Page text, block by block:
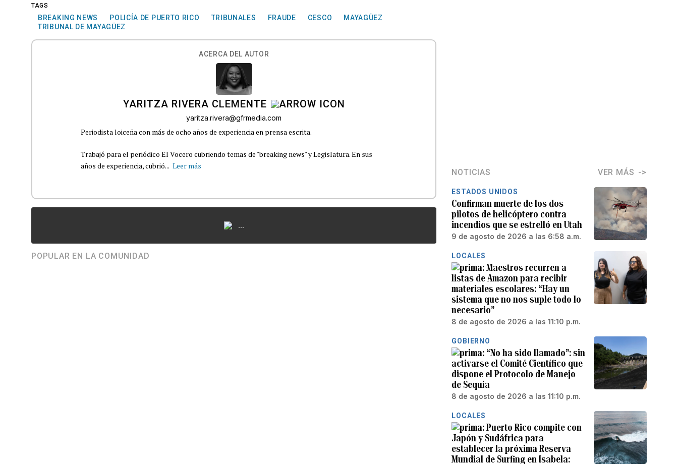
TAGS
BREAKING NEWS POLICÍA DE PUERTO RICO TRIBUNALES FRAUDE CESCO
MAYAGÜEZ
TRIBUNAL DE MAYAGÜEZ
ACERCA DEL AUTOR
YARITZA RIVERA CLEMENTE
yaritza.rivera@gfrmedia.com
Periodista loiceña con más de ocho años de experiencia en prensa escrita.
Trabajó para el periódico El Vocero cubriendo temas de "breaking news" y Legislatura. En sus
años de experiencia, cubrió... Leer más
...
POPULAR EN LA COMUNIDAD
NOTICIAS VER MÁS
ESTADOS UNIDOS
Confirman muerte de los dos
pilotos de helicóptero contra
incendios que se estrelló en Utah
9 de agosto de 2026 a las 6:58 a.m.
LOCALES
Maestros recurren a
listas de Amazon para recibir
materiales escolares: “Hay un
sistema que no nos suple todo lo
necesario”
8 de agosto de 2026 a las 11:10 p.m.
GOBIERNO
“No ha sido llamado”: sin
activarse el Comité Científico que
dispone el Protocolo de Manejo
de Sequía
8 de agosto de 2026 a las 11:10 p.m.
LOCALES
Puerto Rico compite con
Japón y Sudáfrica para
establecer la próxima Reserva
Mundial de Surfing en Isabela: